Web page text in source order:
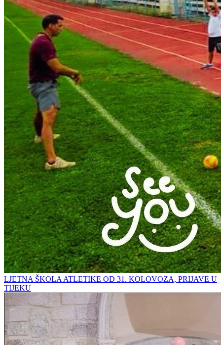
LJETNA ŠKOLA ATLETIKE OD 31. KOLOVOZA, PRIJAVE U
TIJEKU